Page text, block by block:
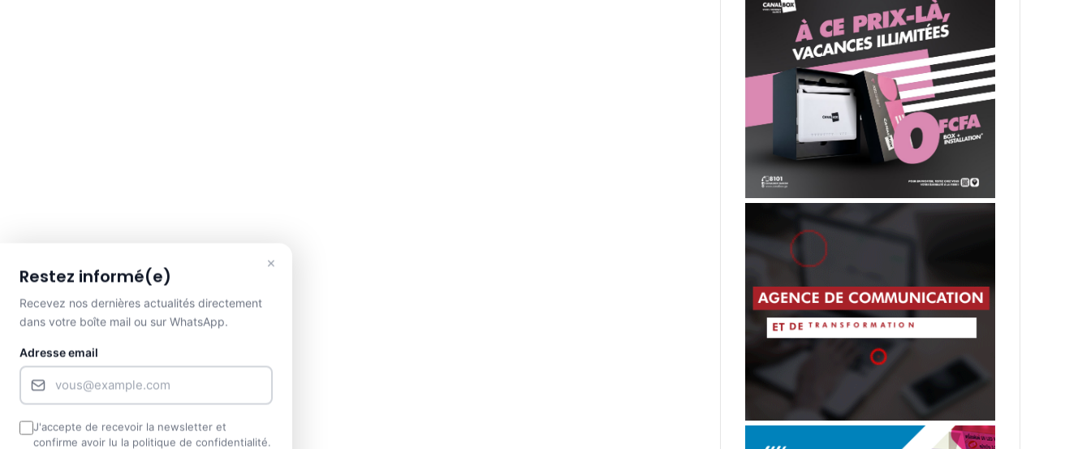
×
Restez informé(e)
Recevez nos dernières actualités directement
dans votre boîte mail ou sur WhatsApp.
Adresse email
J'accepte de recevoir la newsletter et
confirme avoir lu la politique de confidentialité.